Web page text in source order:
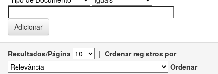
Resultados/Página | Ordenar registros por
Ordenar